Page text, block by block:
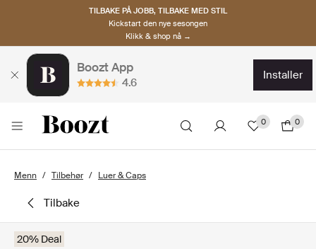
TILBAKE PÅ JOBB, TILBAKE MED STIL
Kickstart den nye sesongen
Klikk & shop nå →
Boozt App
4.6
installer
0 0
Menn Tilbehør Luer & Caps
tilbake
20% Deal